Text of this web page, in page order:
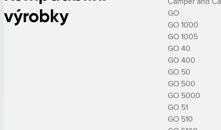
výrobky
GO
GO 1000
GO 1005
GO 40
GO 400
GO 50
GO 500
GO 5000
GO 51
GO 510